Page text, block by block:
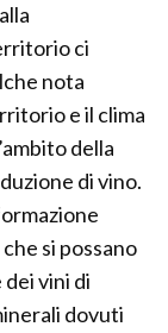
ci
nota
e il clima
della
di vino.
si possano
vini di
dovuti